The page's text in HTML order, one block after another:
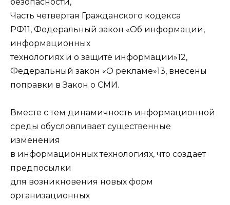
Часть четвертая Гражданского кодекса
РФ11, Федеральный закон «Об информации,
информационных
технологиях и о защите информации»12,
Федеральный закон «О рекламе»13, внесены
поправки в Закон о СМИ.
Вместе с тем динамичность информационной
среды обусловливает существенные
изменения
в информационных технологиях, что создает
предпосылки
для возникновения новых форм
организационных